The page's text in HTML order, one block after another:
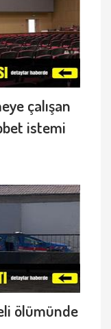
çalışan
istemi
ölümünde